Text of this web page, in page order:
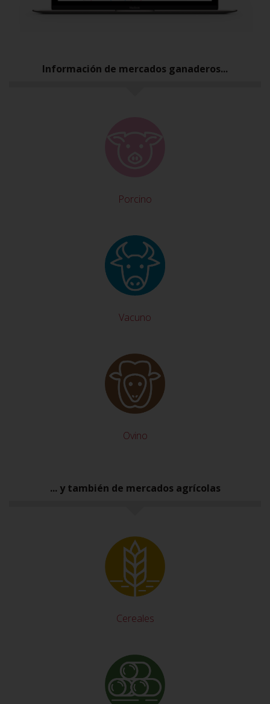
Información de mercados ganaderos...
Porcino
Vacuno
Ovino
... y también de mercados agrícolas
Cereales